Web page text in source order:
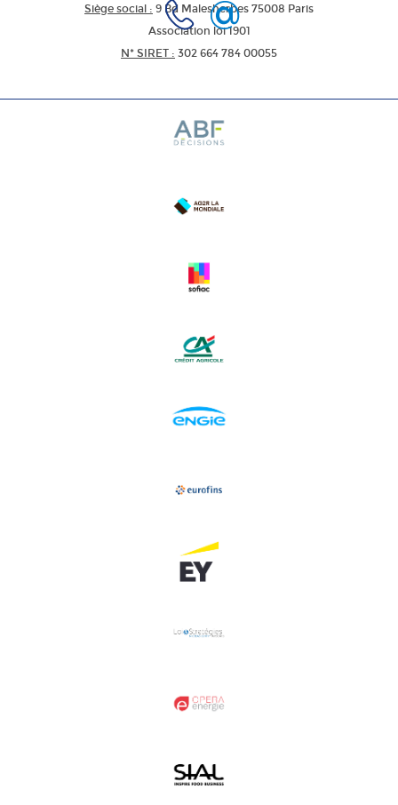
Siège social : 9 Bd Malesherbes 75008 Paris
Association loi 1901
N* SIRET : 302 664 784 00055